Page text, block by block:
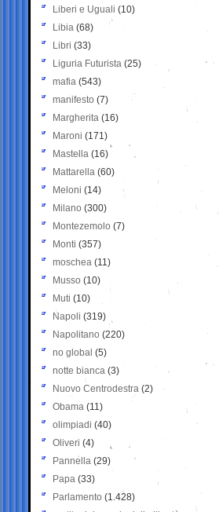
Liberi e Uguali (10)
Libia (68)
Libri (33)
Liguria Futurista (25)
mafia (543)
manifesto (7)
Margherita (16)
Maroni (171)
Mastella (16)
Mattarella (60)
Meloni (14)
Milano (300)
Montezemolo (7)
Monti (357)
moschea (11)
Musso (10)
Muti (10)
Napoli (319)
Napolitano (220)
no global (5)
notte bianca (3)
Nuovo Centrodestra (2)
Obama (11)
olimpiadi (40)
Oliveri (4)
Pannella (29)
Papa (33)
Parlamento (1.428)